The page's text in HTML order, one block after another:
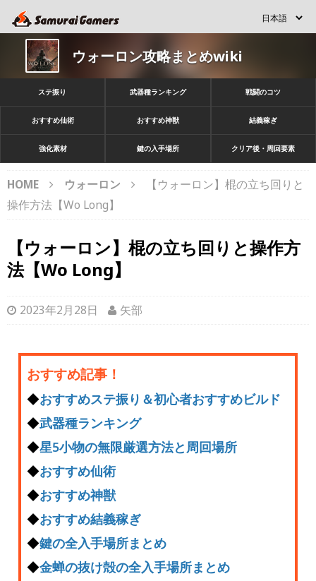
ウォーロン攻略まとめwiki
ステ振り 武器種ランキング 戦闘のコツ
おすすめ仙術 おすすめ神獣 結義稼ぎ
強化素材 鍵の入手場所 クリア後・周回要素
HOME ウォーロン
【ウォーロン】棍の立ち回りと
操作方法【Wo Long】
【ウォーロン】棍の立ち回りと操作方
法【Wo Long】
2023年2月28日 矢部
おすすめ記事！
◆おすすめステ振り＆初心者おすすめビルド
◆武器種ランキング
◆星5小物の無限厳選方法と周回場所
◆おすすめ仙術
◆おすすめ神獣
◆おすすめ結義稼ぎ
◆鍵の全入手場所まとめ
◆金蝉の抜け殻の全入手場所まとめ